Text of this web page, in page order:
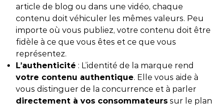
article de blog ou dans une vidéo, chaque
contenu doit véhiculer les mêmes valeurs. Peu
importe où vous publiez, votre contenu doit être
fidèle à ce que vous êtes et ce que vous
représentez.
L’authenticité : L’identité de la marque rend
votre contenu authentique. Elle vous aide à
vous distinguer de la concurrence et à parler
directement à vos consommateurs sur le plan